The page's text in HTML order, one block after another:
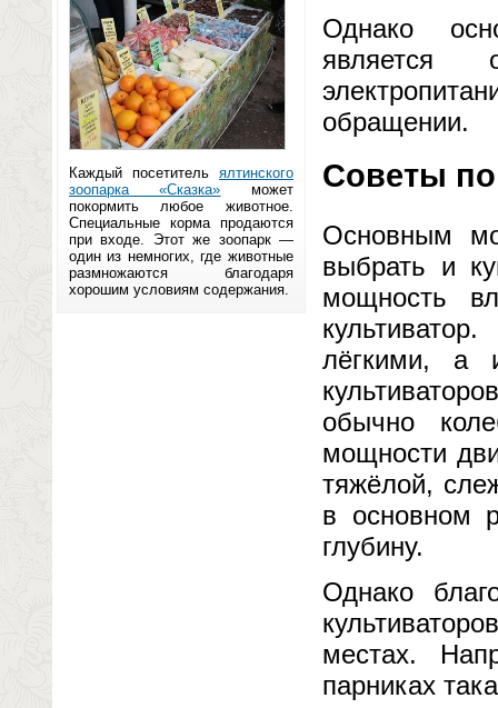
Каждый посетитель ялтинского
зоопарка «Сказка» может
покормить любое животное.
Специальные корма продаются
при входе. Этот же зоопарк —
один из немногих, где животные
размножаются благодаря
хорошим условиям содержания.
Однако
является
обращении.
Советы по
Основным
выбрать и
мощность
лёгкими, а
обычно
мощности
тяжёлой,
в основном
глубину.
Однако
местах.
парниках